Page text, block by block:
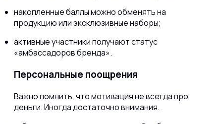
накопленные баллы можно обменять на
продукцию или эксклюзивные наборы;
активные участники получают статус
«амбассадоров бренда».
Персональные поощрения
Важно помнить, что мотивация не всегда про
деньги. Иногда достаточно внимания.